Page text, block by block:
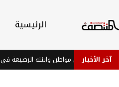
الرئيسية
آخر الأخبار
مقتل مواطن وابنته الرضيعة في جريمة